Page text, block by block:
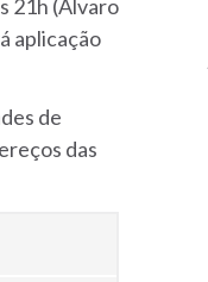
21h (Álvaro
aplicação
de
das